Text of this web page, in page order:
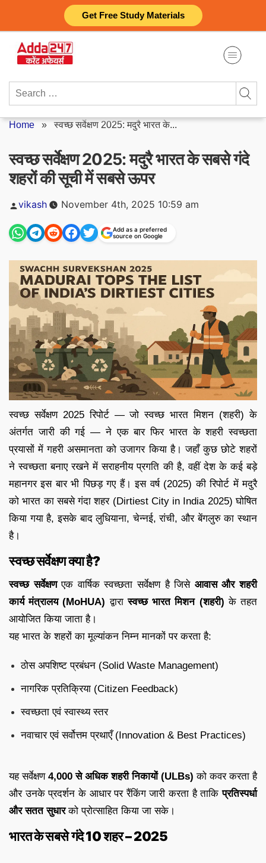
Get Free Study Materials
content
Search
Home »स्वच्छ सर्वेक्षण 2025: मदुरै भारत के...
स्वच्छ सर्वेक्षण 2025: मदुरै भारत के सबसे गंदे
शहरों की सूची में सबसे ऊपर
Posted
vikash November 4th, 2025 10:59 am
Add as a preferred
source on Google
स्वच्छ सर्वेक्षण 2025 रिपोर्ट — जो स्वच्छ भारत मिशन (शहरी) के
अंतर्गत जारी की गई — ने एक बार फिर भारत के शहरी स्वच्छता
प्रयासों में गहरी असमानता को उजागर किया है। जहाँ कुछ छोटे शहरों
ने स्वच्छता बनाए रखने में सराहनीय प्रगति की है, वहीं देश के कई बड़े
महानगर इस बार भी पिछड़ गए हैं। इस वर्ष (2025) की रिपोर्ट में मदुरै
को भारत का सबसे गंदा शहर (Dirtiest City in India 2025) घोषित
किया गया है, इसके बाद लुधियाना, चेन्नई, रांची, और बेंगलुरु का स्थान
है।
स्वच्छ सर्वेक्षण क्या है?
स्वच्छ सर्वेक्षणएक वार्षिक स्वच्छता सर्वेक्षण है जिसे आवास और शहरी
कार्य मंत्रालय (MoHUA) द्वारास्वच्छ भारत मिशन (शहरी) के तहत
आयोजित किया जाता है।
यह भारत के शहरों का मूल्यांकन निम्न मानकों पर करता है:
ठोस अपशिष्ट प्रबंधन (Solid Waste Management)
नागरिक प्रतिक्रिया (Citizen Feedback)
स्वच्छता एवं स्वास्थ्य स्तर
नवाचार एवं सर्वोत्तम प्रथाएँ (Innovation & Best Practices)
यह सर्वेक्षण 4,000 से अधिक शहरी निकायों (ULBs) को कवर करता है
और उनके प्रदर्शन के आधार पर रैंकिंग जारी करता है ताकिप्रतिस्पर्धा
और सतत सुधारको प्रोत्साहित किया जा सके।
भारत के सबसे गंदे 10 शहर – 2025